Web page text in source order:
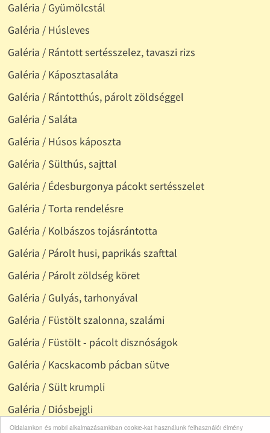
Oldalainkon és mobil alkalmazásainkban cookie-kat használunk felhasználói élmény
Galéria / Gyümölcstál
Galéria / Húsleves
Galéria / Rántott sertésszelez, tavaszi rizs
Galéria / Káposztasaláta
Galéria / Rántotthús, párolt zöldséggel
Galéria / Saláta
Galéria / Húsos káposzta
Galéria / Sülthús, sajttal
Galéria / Édesburgonya pácokt sertésszelet
Galéria / Torta rendelésre
Galéria / Kolbászos tojásrántotta
Galéria / Párolt husi, paprikás szafttal
Galéria / Párolt zöldség köret
Galéria / Gulyás, tarhonyával
Galéria / Füstölt szalonna, szalámi
Galéria / Füstölt - pácolt disznóságok
Galéria / Kacskacomb pácban sütve
Galéria / Sült krumpli
Galéria / Diósbejgli